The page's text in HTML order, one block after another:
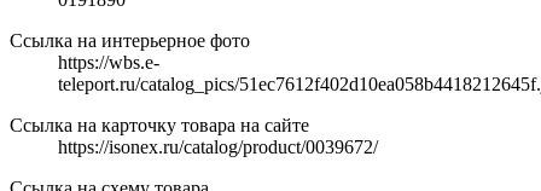
Ссылка на интерьерное фото
https://wbs.e-
teleport.ru/catalog_pics/
Ссылка на карточку товара на сайте
https://isonex.ru/catalog/product/0039672/